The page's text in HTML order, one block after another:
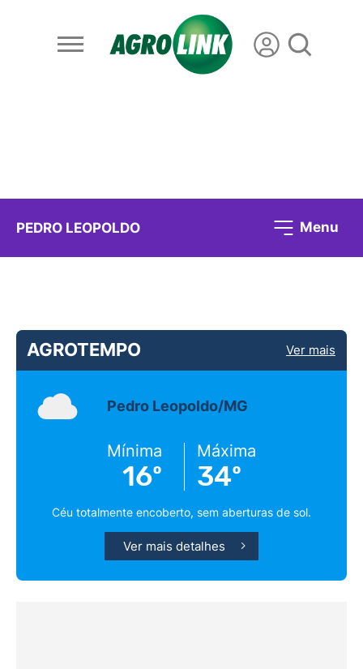
PEDRO LEOPOLDO Menu
AGROTEMPO Ver mais
Pedro Leopoldo/MG
Mínima
16º
Máxima
34º
Céu totalmente encoberto, sem aberturas de sol.
Ver mais detalhes